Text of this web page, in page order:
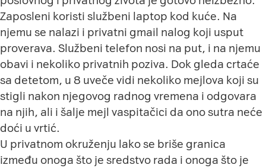
Zaposleni koristi službeni laptop kod kuće. Na
njemu se nalazi i privatni gmail nalog koji usput
proverava. Službeni telefon nosi na put, i na njemu
obavi i nekoliko privatnih poziva. Dok gleda crtaće
sa detetom, u 8 uveče vidi nekoliko mejlova koji su
stigli nakon njegovog radnog vremena i odgovara
na njih, ali i šalje mejl vaspitačici da ono sutra neće
doći u vrtić.
U privatnom okruženju lako se briše granica
između onoga što je sredstvo rada i onoga što je